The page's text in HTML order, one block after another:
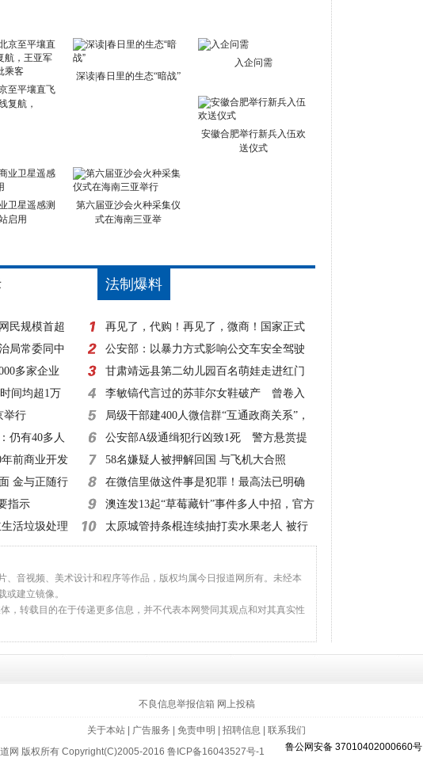
至平壤直飞
复航，
深读|春日里的生态“暗战”
入企问需
安徽合肥举行新兵入伍欢
送仪式
卫星遥感测
启用
第六届亚沙会火种采集仪
式在海南三亚举
民规模首超
局常委同中
多家企业
间均超1万
举行
仍有40多人
前商业开发
金与正随行
指示
活垃圾处理
法制爆料
再见了，代购！再见了，微商！国家正式
出手，1月1日起实施！
公安部：以暴力方式影响公交车安全驾驶
一律立案侦查
甘肃靖远县第二幼儿园百名萌娃走进红门
零距离体验消防
李敏镐代言过的苏菲尔女鞋破产 曾卷入
超50起诉讼
局级干部建400人微信群“互通政商关系”，
该查！
公安部A级通缉犯行凶致1死 警方悬赏提
高至20万元！
58名嫌疑人被押解回国 与飞机大合照
在微信里做这件事是犯罪！最高法已明确
澳连发13起“草莓藏针”事件多人中招，官方
建议：切碎再吃
太原城管持条棍连续抽打卖水果老人 被行
拘10日
、音视频、美术设计和程序等作品，版权均属今日报道网所有。未经本
或建立镜像。
，转载目的在于传递更多信息，并不代表本网赞同其观点和对其真实性
不良信息举报信箱 网上投稿
关于本站 广告服务 免责申明 招聘信息
联系我们
网 版权所有 Copyright(C)2005-2016 鲁ICP备16043527号-1 鲁公网安备 37010402000660号